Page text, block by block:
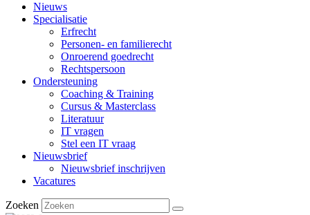
Nieuws
Specialisatie
Erfrecht
Personen- en familierecht
Onroerend goedrecht
Rechtspersoon
Ondersteuning
Coaching & Training
Cursus & Masterclass
Literatuur
IT vragen
Stel een IT vraag
Nieuwsbrief
Nieuwsbrief inschrijven
Vacatures
Zoeken